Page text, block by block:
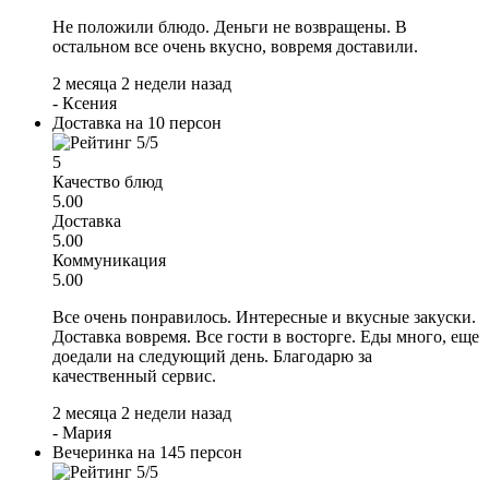
Не положили блюдо. Деньги не возвращены. В
остальном все очень вкусно, вовремя доставили.
2 месяца 2 недели назад
- Ксения
Доставка на 10 персон
5
Качество блюд
5.00
Доставка
5.00
Коммуникация
5.00
Все очень понравилось. Интересные и вкусные закуски.
Доставка вовремя. Все гости в восторге. Еды много, еще
доедали на следующий день. Благодарю за
качественный сервис.
2 месяца 2 недели назад
- Мария
Вечеринка на 145 персон